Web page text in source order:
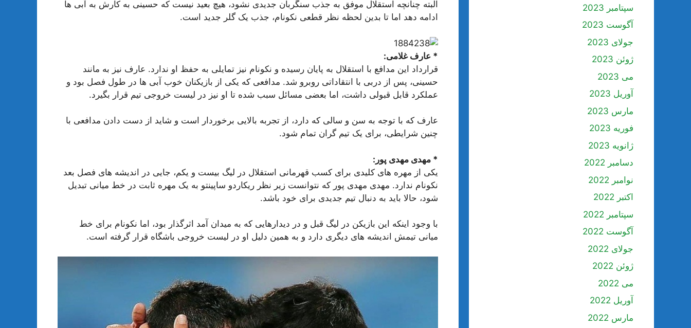
البته چنانچه استقلال موفق به جذب سنگربان جدیدی نشود، هیچ بعید نیست که حسینی به کارش به آبی ها
ادامه دهد اما تا بدین لحظه نظر قطعی نکونام، جذب یک گلر جدید است.
* عارف غلامی:
قرارداد این مدافع با استقلال به پایان رسیده و نکونام نیز تمایلی به حفظ او ندارد. عارف نیز به مانند
حسینی، پس از دربی با انتقاداتی روبرو شد. مدافعی که یکی از بازیکنان خوب آبی ها در طول فصل بود و
عملکرد قابل قبولی داشت، اما بعضی مسائل سبب شده تا او نیز در لیست خروجی تیم قرار بگیرد.
عارف که با توجه به سن و سالی که دارد، از تجربه بالایی برخوردار است و شاید از دست دادن مدافعی با
چنین شرایطی، برای یک تیم گران تمام شود.
* مهدی مهدی پور:
یکی از مهره های کلیدی برای کسب قهرمانی استقلال در لیگ بیست و یکم، جایی در اندیشه های فصل بعد
نکونام ندارد. مهدی مهدی پور که نتوانست زیر نظر ریکاردو ساپینتو به یک مهره ثابت در خط میانی تبدیل
شود، حالا باید به دنبال تیم جدیدی برای خود باشد.
با وجود اینکه این بازیکن در لیگ قبل و در دیدارهایی که به میدان آمد اثرگذار بود، اما نکونام برای خط
میانی تیمش اندیشه های دیگری دارد و به همین دلیل او در لیست خروجی باشگاه قرار گرفته است.
سپتامبر 2023
آگوست 2023
جولای 2023
ژوئن 2023
می 2023
آوریل 2023
مارس 2023
فوریه 2023
ژانویه 2023
دسامبر 2022
نوامبر 2022
اکتبر 2022
سپتامبر 2022
آگوست 2022
جولای 2022
ژوئن 2022
می 2022
آوریل 2022
مارس 2022